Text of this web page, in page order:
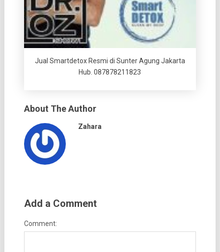
Jual Smartdetox Resmi di Sunter Agung Jakarta
Hub. 087878211823
About The Author
Zahara
Add a Comment
Comment: